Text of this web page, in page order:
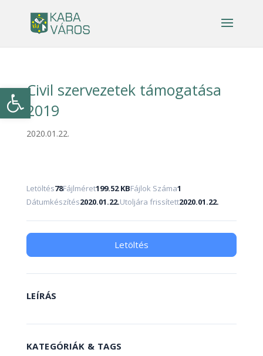
Eszköztár megnyitása
Civil szervezetek támogatása
2019
2020.01.22.
Letöltés78Fájlméret199.52 KBFájlok Száma1
Dátumkészítés2020.01.22.Utoljára frissített2020.01.22.
Letöltés
LEÍRÁS
KATEGÓRIÁK & TAGS